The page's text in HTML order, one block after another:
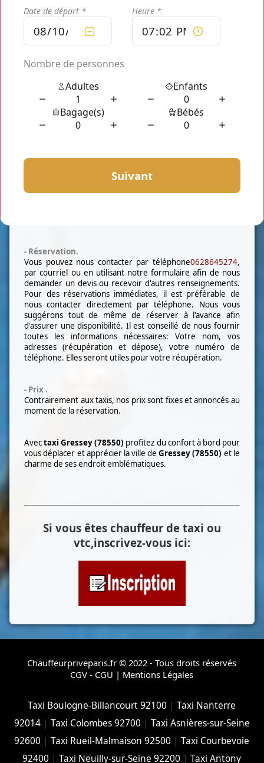
trajets. Pour tous les transfert VIP et personnalités, nous
mettrons à votre disposition une berline de luxe. Pour les
grandes familles ou les personnes voyageant à plusieurs,
vous pouvez demander un Minivan de 7 places.
-Service chauffeur.
Vous pourrez ainsi vous déplacer sans attendre le prochain
taxi, car votre chauffeur vous attendra à l’heure pour vos
courses. Pareil pour vos déplacements à la journée, à la
semaine ou plus, choisissez nos services. Notre chauffeur
connait très bien le département et vous fera gagner du
qualifiée, réactive et ponctuelle, à votre disposition et
votre chauffeur vous attendra à l'adresse
- Réservation.
Vous pouvez nous contacter par téléphone0628645274,
par courriel ou en utilisant notre formulaire afin de nous
demander un devis ou recevoir d'autres renseignements.
Pour des réservations immédiates, il est préférable de
nous contacter directement par téléphone. Nous vous
suggérons tout de même de réserver à l'avance afin
d'assurer une disponibilité. Il est conseillé de nous fournir
toutes les informations nécessaires: Votre nom, vos
adresses (récupération et dépose), votre numéro de
téléphone. Elles seront utiles pour votre récupération.
- Prix .
Contrairement aux taxis, nos prix sont fixes et annoncés au
moment de la réservation.
Avectaxi Gressey (78550) profitez du confort à bord pour
vous déplacer et apprécier la ville deGressey (78550) et le
charme de ses endroit emblématiques.
Si vous êtes chauffeur de taxi ou
vtc,inscrivez-vous ici:
Chauffeurpriveparis.fr © 2022 - Tous droits réservés
CGV - CGU | Mentions Légales
Taxi Boulogne-Billancourt 92100 |Taxi Nanterre
92014| Taxi Colombes 92700 | Taxi Asnières-sur-Seine
92600 |Taxi Rueil-Malmaison 92500 |Taxi Courbevoie
92400 |Taxi Neuilly-sur-Seine 92200 |Taxi Antony